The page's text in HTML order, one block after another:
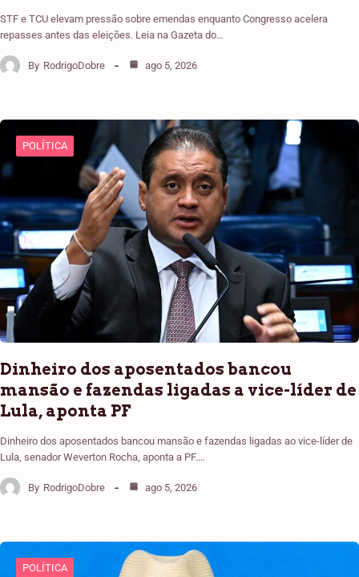
STF e TCU elevam pressão sobre emendas enquanto Congresso acelera
repasses antes das eleições. Leia na Gazeta do…
By RodrigoDobre ago 5, 2026
POLÍTICA
Dinheiro dos aposentados bancou
mansão e fazendas ligadas a vice-líder de
Lula, aponta PF
Dinheiro dos aposentados bancou mansão e fazendas ligadas ao vice-líder de
Lula, senador Weverton Rocha, aponta a PF.…
By RodrigoDobre ago 5, 2026
POLÍTICA